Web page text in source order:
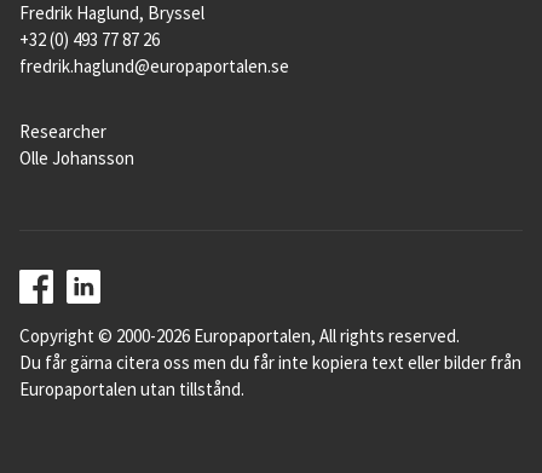
Fredrik Haglund, Bryssel
+32 (0) 493 77 87 26
fredrik.haglund@europaportalen.se
Researcher
Olle Johansson
Copyright © 2000-2026 Europaportalen, All rights reserved.
Du får gärna citera oss men du får inte kopiera text eller bilder från
Europaportalen utan tillstånd.